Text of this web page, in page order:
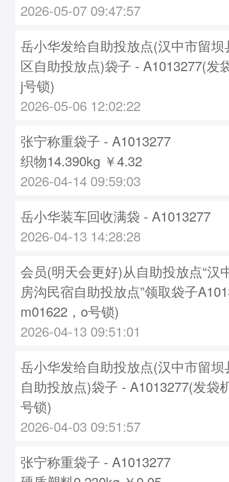
2026-05-07 09:47:57
岳小华发给自助投放点(汉中市留
区自助投放点)袋子 - A1013277(发
j号锁)
2026-05-06 12:02:22
张宁称重袋子 - A1013277
织物14.390kg ￥4.32
2026-04-14 09:59:03
岳小华装车回收满袋 - A1013277
2026-04-13 14:28:28
会员(明天会更好)从自助投放点“汉
房沟民宿自助投放点”领取袋子
m01622，o号锁)
2026-04-13 09:51:01
岳小华发给自助投放点(汉中市留
自助投放点)袋子 - A1013277(发袋
号锁)
2026-04-03 09:51:57
张宁称重袋子 - A1013277